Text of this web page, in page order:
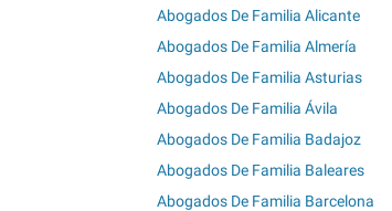
Abogados De Familia Alicante
Abogados De Familia Almería
Abogados De Familia Asturias
Abogados De Familia Ávila
Abogados De Familia Badajoz
Abogados De Familia Baleares
Abogados De Familia Barcelona